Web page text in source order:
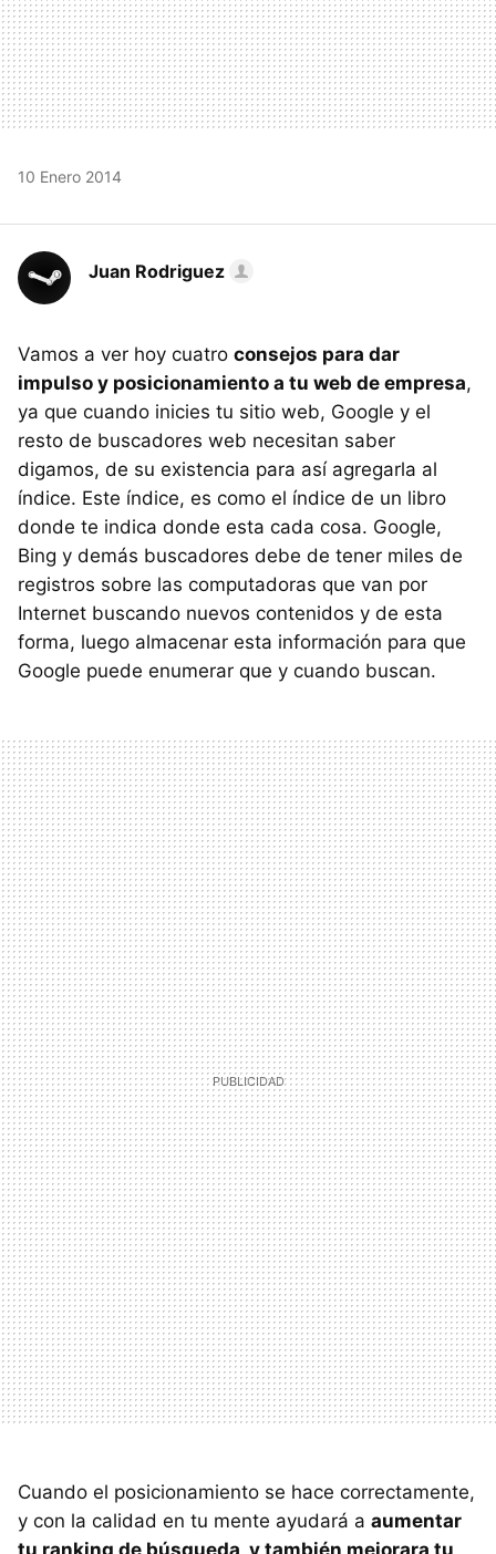
10 Enero 2014
Juan Rodriguez
Vamos a ver hoy cuatro consejos para dar
impulso y posicionamiento a tu web de empresa,
ya que cuando inicies tu sitio web, Google y el
resto de buscadores web necesitan saber
digamos, de su existencia para así agregarla al
índice. Este índice, es como el índice de un libro
donde te indica donde esta cada cosa. Google,
Bing y demás buscadores debe de tener miles de
registros sobre las computadoras que van por
Internet buscando nuevos contenidos y de esta
forma, luego almacenar esta información para que
Google puede enumerar que y cuando buscan.
Cuando el posicionamiento se hace correctamente,
y con la calidad en tu mente ayudará a aumentar
tu ranking de búsqueda, y también mejorara tu